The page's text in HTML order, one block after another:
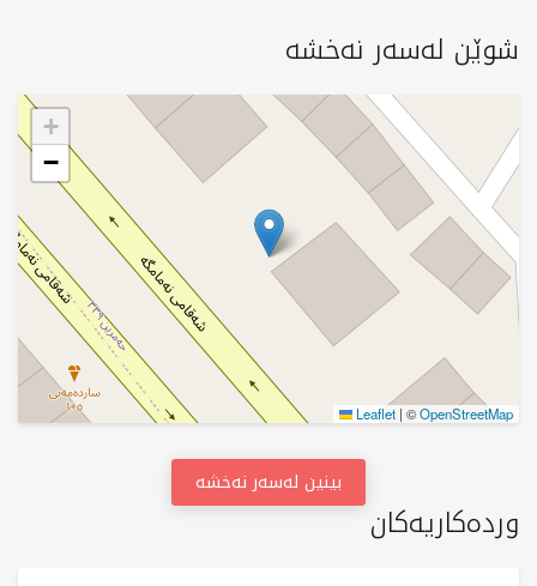
وردەکاریەکان
شوێن لەسەر نەخشە
+
−
Leaflet | ©OpenStreetMap
بینین لەسەر نەخشە